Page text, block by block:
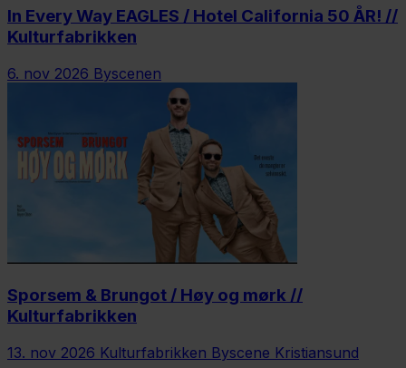
In Every Way EAGLES / Hotel California 50 ÅR! //
Kulturfabrikken
6. nov 2026 Byscenen
Sporsem & Brungot / Høy og mørk //
Kulturfabrikken
13. nov 2026 Kulturfabrikken Byscene Kristiansund